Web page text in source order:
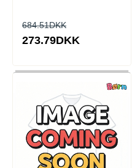
684.51DKK
273.79DKK